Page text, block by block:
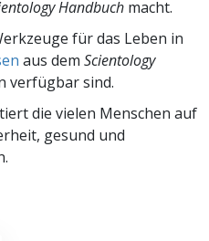
Handbuch macht.
für das Leben in
aus dem Scientology
verfügbar sind.
die vielen Menschen auf
gesund und